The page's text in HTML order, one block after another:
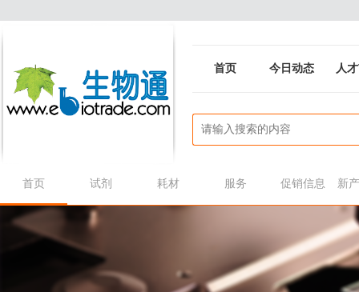
首页 今日动态 人
首页 试剂 耗材 服务 促销信息 新